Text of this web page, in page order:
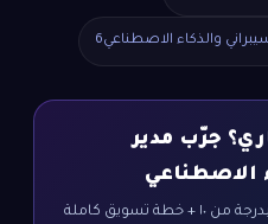
والذكاء الاصطناعي6
جرّب مدير
الاصطناعي
فحص لحضورك الرقمي بدرجة من ١٠ + خطة تسويق كاملة